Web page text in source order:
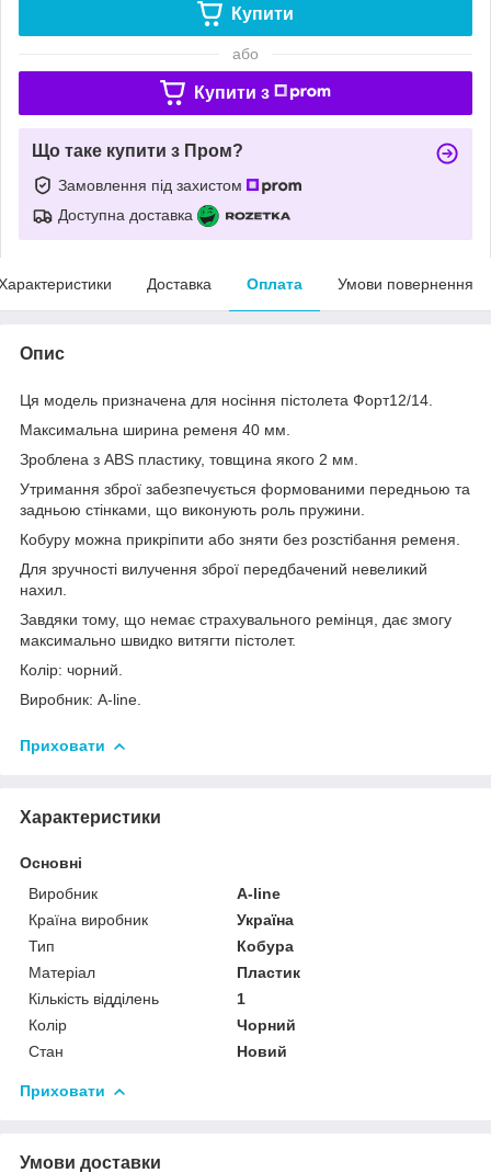
Купити
або
Купити з
Що таке купити з Пром?
Замовлення під захистом
Доступна доставка
Доставка Оплата Умови повернення
Опис
Ця модель призначена для носіння пістолета Форт12/14.
Максимальна ширина ременя 40 мм.
Зроблена з ABS пластику, товщина якого 2 мм.
Утримання зброї забезпечується формованими передньою та
задньою стінками, що виконують роль пружини.
Кобуру можна прикріпити або зняти без розстібання ременя.
Для зручності вилучення зброї передбачений невеликий
нахил.
Завдяки тому, що немає страхувального ремінця, дає змогу
максимально швидко витягти пістолет.
Колір: чорний.
Виробник: A-line.
Приховати
Характеристики
Основні
Виробник
A-line
Країна виробник
Україна
Тип
Кобура
Матеріал
Пластик
Кількість відділень
1
Колір
Чорний
Стан
Новий
Приховати
Умови доставки